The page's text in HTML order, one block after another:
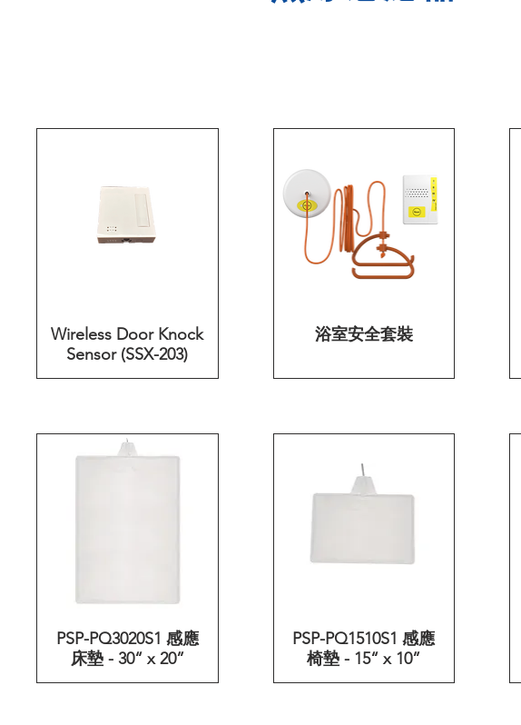
快速瀏覽
Wireless Door Knock
Sensor (SSX-203)
快速瀏覽
浴室安全套裝
快速瀏覽
PSP-PQ3020S1 感應
床墊 - 30“ x 20”
快速瀏覽
PSP-PQ1510S1 感應
椅墊 - 15“ x 10”